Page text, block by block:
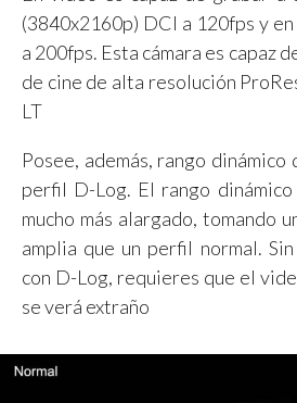
(3840x2160p) DCI a 120fps y
a 200fps. Esta cámara es capaz
de cine de alta resolución
LT
Posee, además, rango dinámico
perfil D-Log. El rango
mucho más alargado, tomando
amplia que un perfil normal.
con D-Log, requieres que el
se verá extraño